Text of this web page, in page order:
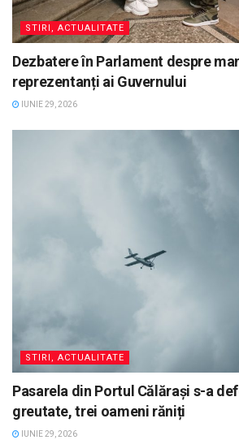
STIRI, ACTUALITATE
Dezbatere în Parlament despre
reprezentanți ai Guvernului
IUNIE 29, 2026
STIRI, ACTUALITATE
Pasarela din Portul Călărași s-a
greutate, trei oameni răniți
IUNIE 29, 2026